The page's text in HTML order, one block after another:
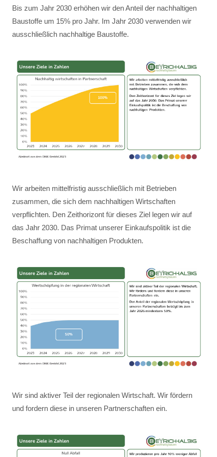
Bis zum Jahr 2030 erhöhen wir den Anteil der nachhaltigen
Baustoffe um 15% pro Jahr. Im Jahr 2030 verwenden wir
ausschließlich nachhaltige Baustoffe.
Wir arbeiten mittelfristig ausschließlich mit Betrieben
zusammen, die sich dem nachhaltigen Wirtschaften
verpflichten. Den Zeithorizont für dieses Ziel legen wir auf
das Jahr 2030. Das Primat unserer Einkaufspolitik ist die
Beschaffung von nachhaltigen Produkten.
Wir sind aktiver Teil der regionalen Wirtschaft. Wir fördern
und fordern diese in unseren Partnerschaften ein.